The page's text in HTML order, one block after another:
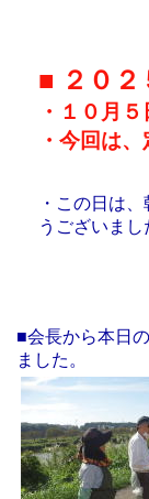
■ ２０
・１０月
・今回は
・この日は
うございまし
■会長から本日
ました。